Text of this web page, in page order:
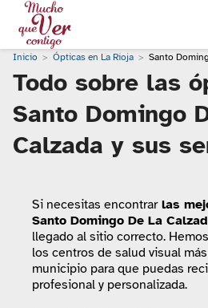
Inicio Ópticas en La Rioja Santo
Todo sobre las
Santo Domingo
Calzada y sus
Si necesitas encontrarlas
Santo Domingo De La
llegado al sitio correcto.
los centros de salud visual
municipio para que puedas
profesional y personalizada.